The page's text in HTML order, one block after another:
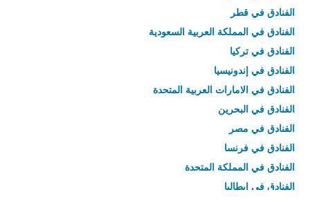
الفنادق في قطر
الفنادق في المملكة العربية السعودية
الفنادق في تركيا
الفنادق في إندونيسيا
الفنادق في الامارات العربية المتحدة
الفنادق في البحرين
الفنادق في مصر
الفنادق في فرنسا
الفنادق في المملكة المتحدة
الفنادق في إيطاليا